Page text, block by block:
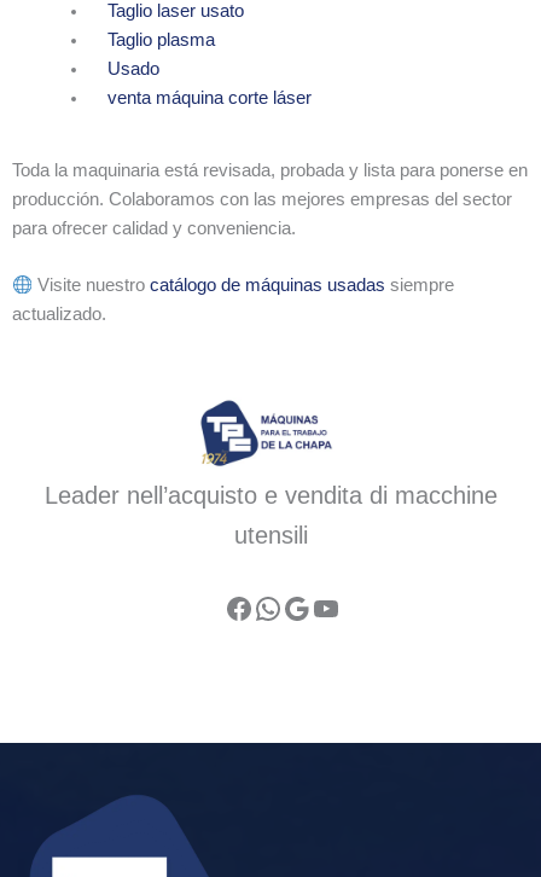
Taglio laser usato
Taglio plasma
Usado
venta máquina corte láser
Toda la maquinaria está revisada, probada y lista para ponerse en
producción. Colaboramos con las mejores empresas del sector
para ofrecer calidad y conveniencia.
Visite nuestro catálogo de máquinas usadas siempre
actualizado.
Leader nell’acquisto e vendita di macchine
utensili
Facebook
WhatsApp
Google
YouTube